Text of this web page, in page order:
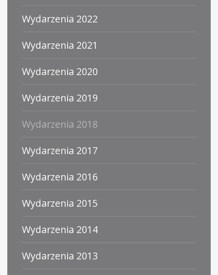
Wydarzenia 2022
Wydarzenia 2021
Wydarzenia 2020
Wydarzenia 2019
Wydarzenia 2018
Wydarzenia 2017
Wydarzenia 2016
Wydarzenia 2015
Wydarzenia 2014
Wydarzenia 2013